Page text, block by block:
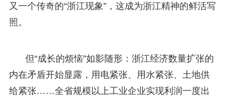
又一个传奇的“浙江现象”，这成为浙江精神的鲜活写
照。
但“成长的烦恼”如影随形：浙江经济数量扩张的
内在矛盾开始显露，用电紧张、用水紧张、土地供
给紧张……全省规模以上工业企业实现利润一度出